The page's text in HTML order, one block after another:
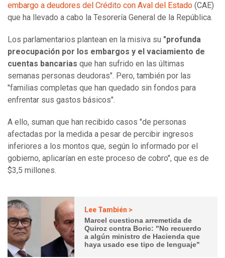
embargo a deudores del Crédito con Aval del Estado (CAE)
que ha llevado a cabo la Tesorería General de la República.
Los parlamentarios plantean en la misiva su "profunda
preocupación por los embargos y el vaciamiento de
cuentas bancarias que han sufrido en las últimas
semanas personas deudoras". Pero, también por las
"familias completas que han quedado sin fondos para
enfrentar sus gastos básicos".
A ello, suman que han recibido casos "de personas
afectadas por la medida a pesar de percibir ingresos
inferiores a los montos que, según lo informado por el
gobierno, aplicarían en este proceso de cobro", que es de
$3,5 millones.
Lee También >
Marcel cuestiona arremetida de
Quiroz contra Boric: "No recuerdo
a algún ministro de Hacienda que
haya usado ese tipo de lenguaje"